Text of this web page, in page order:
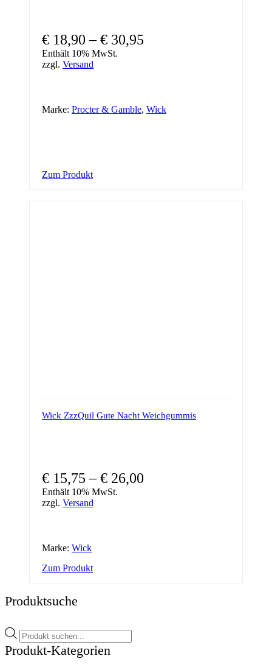
€ 18,90 –€ 30,95
Enthält 10% MwSt.
zzgl. Versand
Marke: Procter & Gamble, Wick
Zum ProduktDieses
Wick ZzzQuil Gute Nacht Weichgummis
€ 15,75 –€ 26,00
Enthält 10% MwSt.
zzgl. Versand
Marke: Wick
Zum ProduktDieses
Die
Optionen
können
Produktsuche
Products
search
Produkt-Kategorien